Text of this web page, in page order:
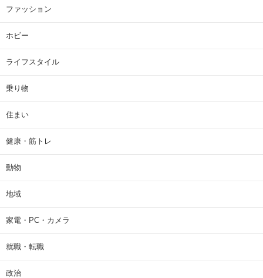
ファッション
ホビー
ライフスタイル
乗り物
住まい
健康・筋トレ
動物
地域
家電・PC・カメラ
就職・転職
政治